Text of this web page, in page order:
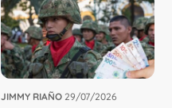
JIMMY RIAÑO 29/07/2026